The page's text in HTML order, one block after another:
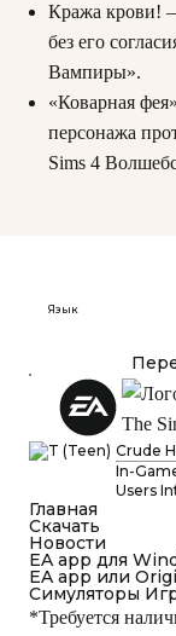
Кража крови!
без его
Вампиры».
«Коварная
персонажа
Sims 4
Язык
Crude
In-
Users
Главная
Cкачать
Новости
EA app для
EA app или
Симуляторы
*Требуется